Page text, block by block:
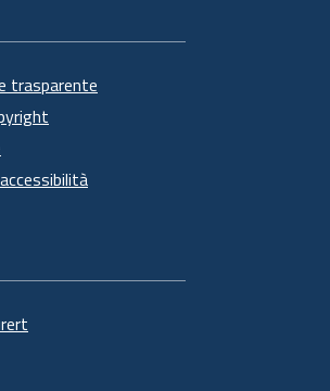
trasparente